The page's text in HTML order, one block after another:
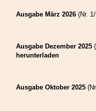
Ausgabe März 2026 (Nr.
Ausgabe Dezember 2025
herunterladen
Ausgabe Oktober 2025